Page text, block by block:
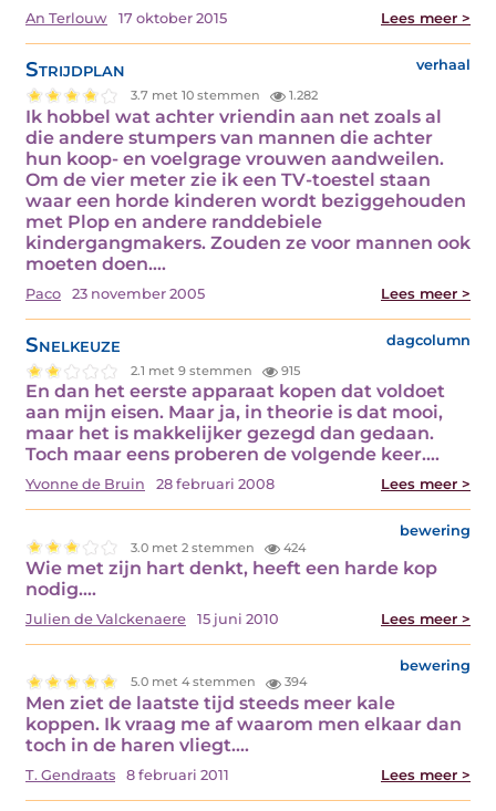
An Terlouw 17 oktober 2015 Lees meer >
Strijdplan verhaal
3.7 met 10 stemmen 1.282
Ik hobbel wat achter vriendin aan net zoals al
die andere stumpers van mannen die achter
hun koop- en voelgrage vrouwen aandweilen.
Om de vier meter zie ik een TV-toestel staan
waar een horde kinderen wordt beziggehouden
met Plop en andere randdebiele
kindergangmakers. Zouden ze voor mannen ook
moeten doen.…
Paco 23 november 2005 Lees meer >
Snelkeuze dagcolumn
2.1 met 9 stemmen 915
En dan het eerste apparaat kopen dat voldoet
aan mijn eisen. Maar ja, in theorie is dat mooi,
maar het is makkelijker gezegd dan gedaan.
Toch maar eens proberen de volgende keer.…
Yvonne de Bruin 28 februari 2008 Lees meer >
bewering
3.0 met 2 stemmen 424
Wie met zijn hart denkt, heeft een harde kop
nodig.…
Julien de Valckenaere 15 juni 2010 Lees meer >
bewering
5.0 met 4 stemmen 394
Men ziet de laatste tijd steeds meer kale
koppen. Ik vraag me af waarom men elkaar dan
toch in de haren vliegt.…
T. Gendraats 8 februari 2011 Lees meer >